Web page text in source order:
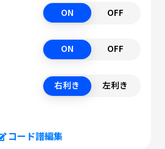
ON OFF
ON OFF
右利き 左利き
コード譜編集